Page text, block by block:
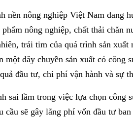
nền nông nghiệp Việt Nam đang
nông nghiệp, chất thải chăn
trái tim của quá trình sản
một dây chuyền sản xuất có
đầu tư, chi phí vận hành và sự
sai lầm trong việc lựa chọn công
cầu sẽ gây lãng phí vốn đầu tư